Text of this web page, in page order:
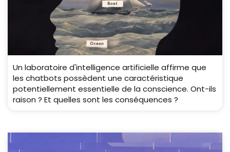
Un laboratoire d'intelligence artificielle affirme que
les chatbots possèdent une caractéristique
potentiellement essentielle de la conscience. Ont-ils
raison ? Et quelles sont les conséquences ?